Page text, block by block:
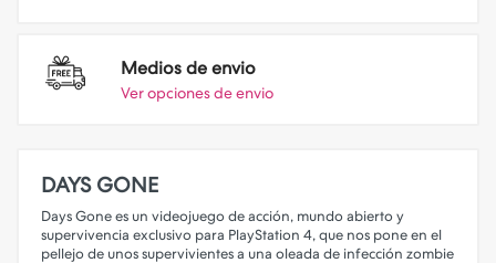
Medios de envio
Ver opciones de envio
DAYS GONE
Days Gone es un videojuego de acción, mundo abierto y
supervivencia exclusivo para PlayStation 4, que nos pone en el
pellejo de unos supervivientes a una oleada de infección zombie